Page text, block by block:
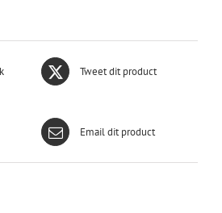
Tweet dit product
Email dit product